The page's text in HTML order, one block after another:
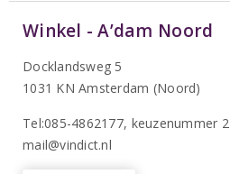
Winkel - A’dam Noord
Docklandsweg 5
1031 KN Amsterdam (Noord)
Tel:085-4862177, keuzenummer 2
mail@vindict.nl